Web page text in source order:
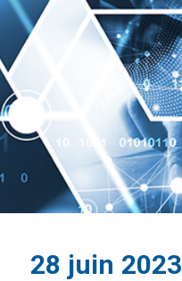
28 juin 2023